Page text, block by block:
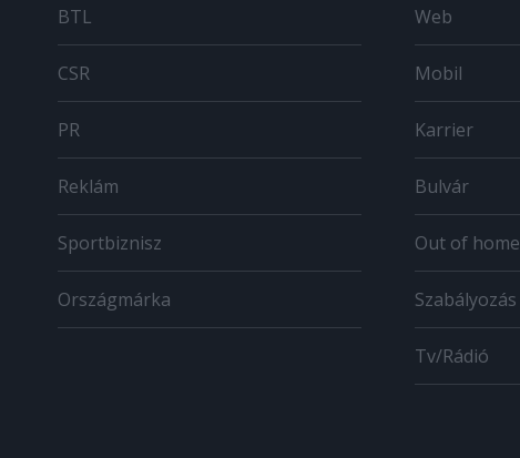
BTL
CSR
PR
Reklám
Sportbiznisz
Országmárka
Web
Mobil
Karrier
Bulvár
Out of home
Szabályozás
Tv/Rádió